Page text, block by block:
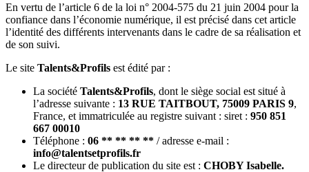
En vertu de l’article 6 de la loi n° 2004-575 du 21 juin 2004 pour la
confiance dans l’économie numérique, il est précisé dans cet article
l’identité des différents intervenants dans le cadre de sa réalisation et
de son suivi.
Le site Talents&Profils est édité par :
La société Talents&Profils, dont le siège social est situé à
l’adresse suivante : 13 RUE TAITBOUT, 75009 PARIS 9,
France, et immatriculée au registre suivant : siret : 950 851
667 00010
Téléphone : 06 ** ** ** ** / adresse e-mail :
info@talentsetprofils.fr
Le directeur de publication du site est : CHOBY Isabelle.